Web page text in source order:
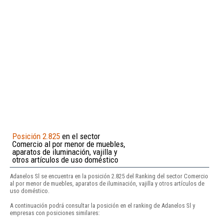
Posición 2.825 en el sector
Comercio al por menor de muebles,
aparatos de iluminación, vajilla y
otros artículos de uso doméstico
Adanelos Sl se encuentra en la posición 2.825 del Ranking del sector Comercio
al por menor de muebles, aparatos de iluminación, vajilla y otros artículos de
uso doméstico.
A continuación podrá consultar la posición en el ranking de Adanelos Sl y
empresas con posiciones similares: